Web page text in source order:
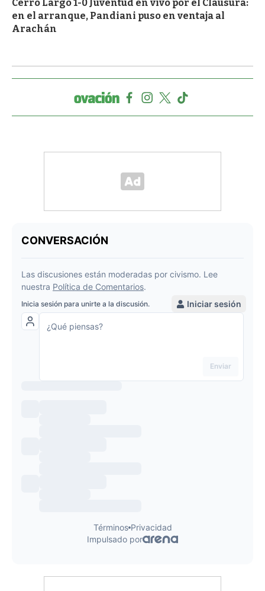
Cerro Largo 1-0 Juventud en vivo por el Clausura:
en el arranque, Pandiani puso en ventaja al
Arachán